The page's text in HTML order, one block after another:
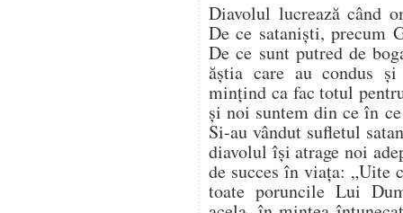
Diavolul lucrează când
De ce sataniști, precum
De ce sunt putred de
ăștia care au condus
mințind ca fac totul
și noi suntem din ce în
Si-au vândut sufletul
diavolul își atrage noi
de succes în viața: „Uite
toate poruncile Lui